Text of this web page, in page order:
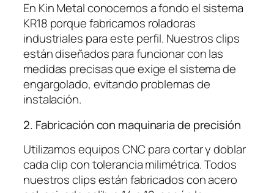
En Kin Metal conocemos a fondo el sistema
KR18 porque fabricamos roladoras
industriales para este perfil. Nuestros clips
están diseñados para funcionar con las
medidas precisas que exige el sistema de
engargolado, evitando problemas de
instalación.
2. Fabricación con maquinaria de precisión
Utilizamos equipos CNC para cortar y doblar
cada clip con tolerancia milimétrica. Todos
nuestros clips están fabricados con acero